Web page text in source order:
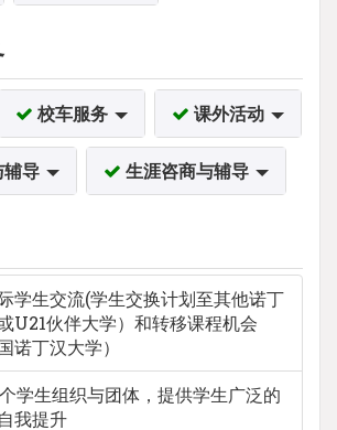
校车服务 课外活动
导 生涯咨商与辅导
学生交流(学生交换计划至其他诺丁
U21伙伴大学）和转移课程机会
诺丁汉大学）
学生组织与团体，提供学生广泛的
我提升